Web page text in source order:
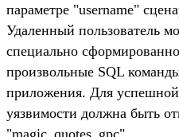
параметре "username"
Удаленный пользователь
специально
произвольные SQL
приложения. Для успешной
уязвимости должна быть
"magic_quotes_gpc".